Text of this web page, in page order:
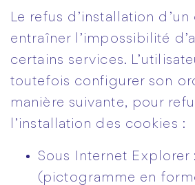
Le refus d’installation
entraîner l’impossibilité
certains services.
toutefois configurer son
manière suivante, pour
l’installation des cookies :
Sous Internet
(pictogramme en